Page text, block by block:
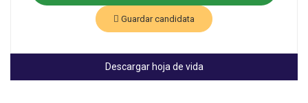
Guardar candidata
Descargar hoja de vida